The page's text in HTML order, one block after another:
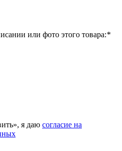
или фото этого товара:*
я даю согласие на